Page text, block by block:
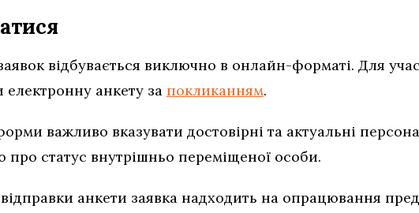
відбувається виключно в онлайн-форматі. Для
анкету за покликанням.
важливо вказувати достовірні та актуальні
про статус внутрішньо переміщеної особи.
анкети заявка надходить на опрацювання